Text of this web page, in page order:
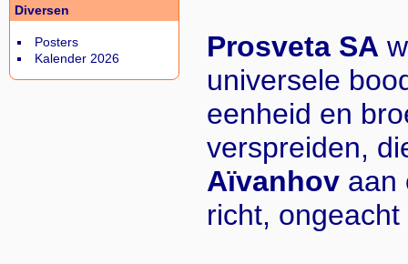
Diversen
Posters
Kalender 2026
Prosveta SA
universele
eenheid en
verspreiden,
Aïvanhov aan
richt,